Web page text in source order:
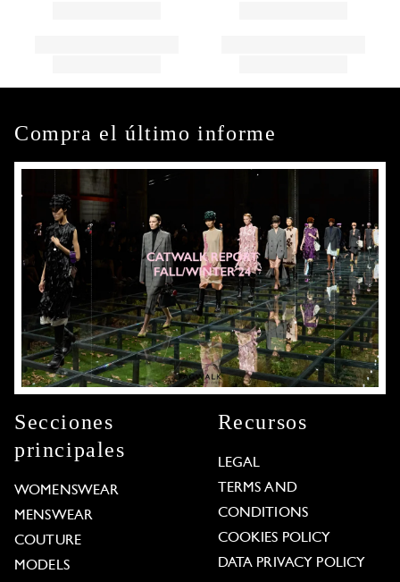
Compra el último informe
Secciones
principales
WOMENSWEAR
MENSWEAR
COUTURE
MODELS
Recursos
LEGAL
TERMS AND
CONDITIONS
COOKIES POLICY
DATA PRIVACY POLICY